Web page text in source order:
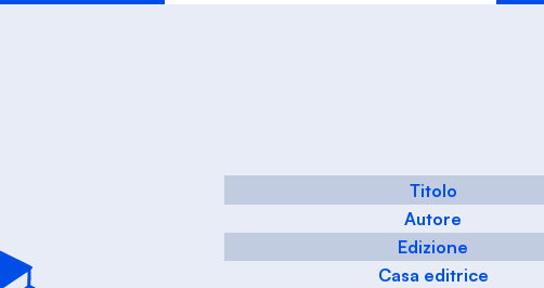
Titolo
Autore
Edizione
Casa editrice